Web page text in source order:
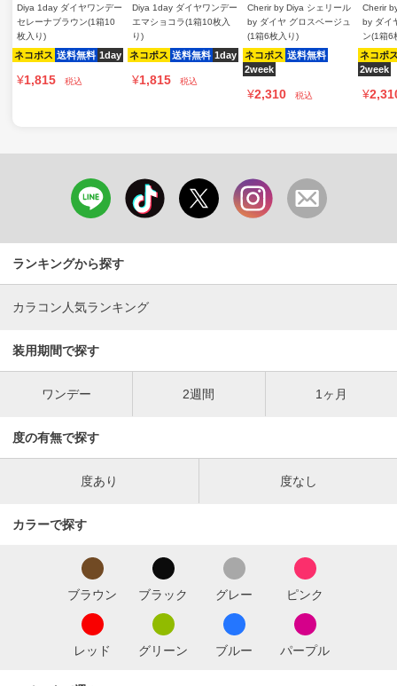
Diya 1day ダイヤワンデー
セレーナブラウン(1箱10
枚入り)
ネコポス 送料無料 1day
¥1,815 税込
Diya 1day ダイヤワンデー
エマショコラ(1箱10枚入
り)
ネコポス 送料無料 1day
¥1,815 税込
Cherir by Diya シェリール
by ダイヤ グロスベージュ
(1箱6枚入り)
ネコポス 送料無料
2week
¥2,310 税込
Cherir
by ダイ
ン(1箱6
ネコポ
2week
¥
ランキングから探す
カラコン人気ランキング
装用期間で探す
ワンデー 2週間 1ヶ月
度の有無で探す
度あり 度なし
カラーで探す
ブラウン ブラック グレー ピンク
レッド グリーン ブルー パープル